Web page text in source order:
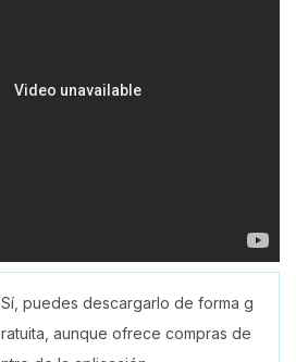
Sí, puedes descargarlo de forma g
ratuita, aunque ofrece compras de